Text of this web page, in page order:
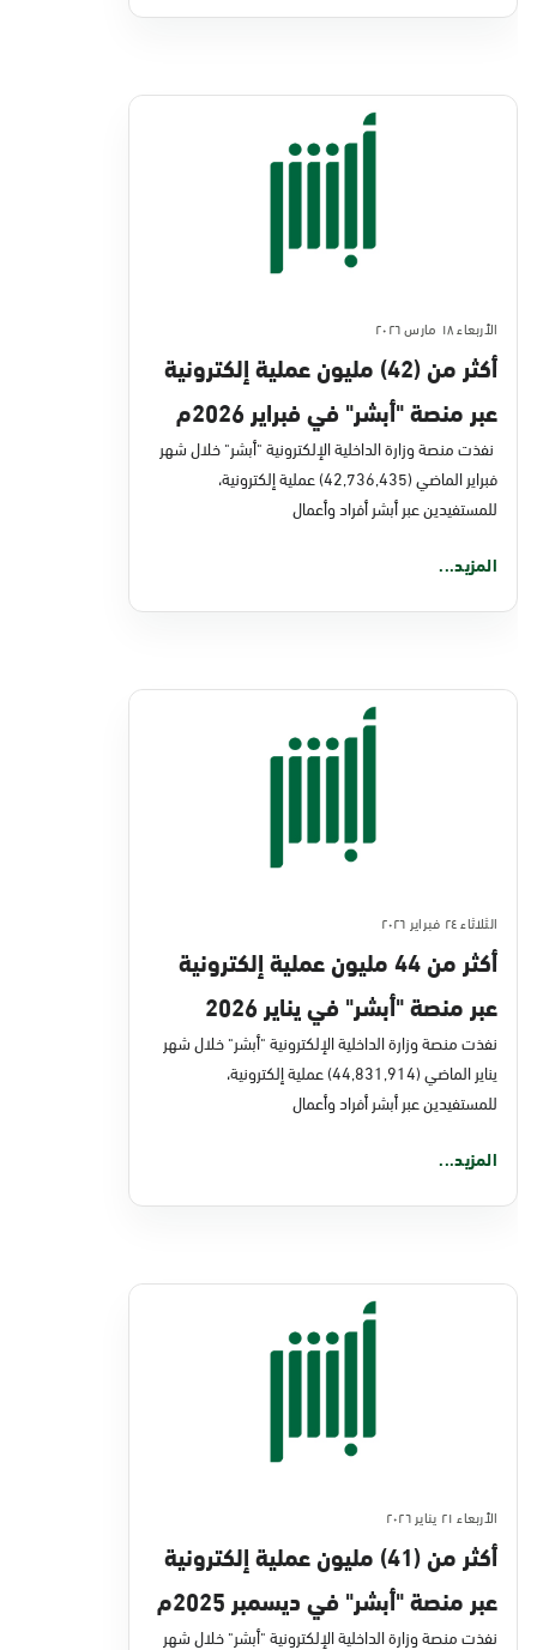
الأربعاء ١٨ مارس ٢٠٢٦
أكثر من (42) مليون عملية إلكترونية
عبر منصة "أبشر" في فبراير 2026م
نفذت منصة وزارة الداخلية الإلكترونية "أبشر" خلال شهر
فبراير الماضي (42,736,435) عملية إلكترونية،
للمستفيدين عبر أبشر أفراد وأعمال
المزيد...
الثلاثاء ٢٤ فبراير ٢٠٢٦
أكثر من 44 مليون عملية إلكترونية
عبر منصة "أبشر" في يناير 2026
نفذت منصة وزارة الداخلية الإلكترونية "أبشر" خلال شهر
يناير الماضي (44,831,914) عملية إلكترونية،
للمستفيدين عبر أبشر أفراد وأعمال
المزيد...
الأربعاء ٢١ يناير ٢٠٢٦
أكثر من (41) مليون عملية إلكترونية
عبر منصة "أبشر" في ديسمبر 2025م
نفذت منصة وزارة الداخلية الإلكترونية "أبشر" خلال شهر